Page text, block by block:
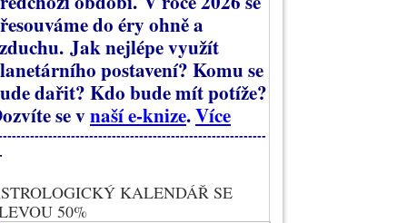
do éry ohně a
Jak nejlépe využít
postavení? Komu se
dařit? Kdo bude mít potíže?
se vnaší e-knize.Více
KALENDÁŘ SE
50%